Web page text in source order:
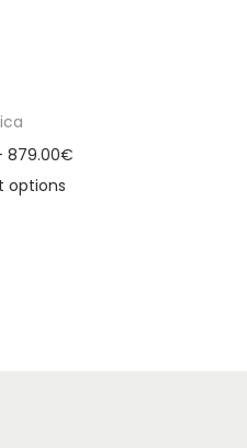
879.00€
options